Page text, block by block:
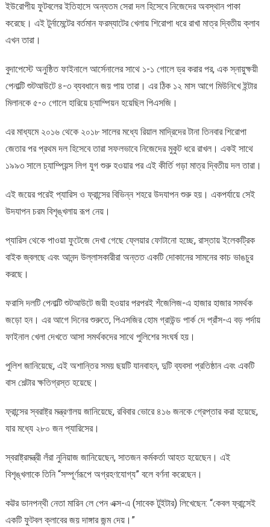
ইউরোপীয় ফুটবলের ইতিহাসে অন্যতম সেরা দল হিসেবে নিজেদের অবস্থান পাকা
করেছে। এই টুর্নামেন্টের বর্তমান ফরম্যাটের খেলায় শিরোপা ধরে রাখা মাত্র দ্বিতীয় ক্লাব
এখন তারা।
বুদাপেস্টে অনুষ্ঠিত ফাইনালে আর্সেনালের সাথে ১-১ গোলে ড্র করার পর, এক স্নায়ুক্ষয়ী
পেনাল্টি শুটআউটে ৪-৩ ব্যবধানে জয় পায় তারা। এর ঠিক ১২ মাস আগে মিউনিখে ইন্টার
মিলানকে ৫-০ গোলে হারিয়ে চ্যাম্পিয়ন হয়েছিল পিএসজি।
এর মাধ্যমে ২০১৬ থেকে ২০১৮ সালের মধ্যে রিয়াল মাদ্রিদের টানা তিনবার শিরোপা
জেতার পর প্রথম দল হিসেবে তারা সফলভাবে নিজেদের মুকুট ধরে রাখল। একই সাথে
১৯৯৩ সালে চ্যাম্পিয়ন্স লিগ যুগ শুরু হওয়ার পর এই কীর্তি গড়া মাত্র দ্বিতীয় দল তারা।
এই জয়ের পরেই প্যারিস ও ফ্রান্সের বিভিন্ন শহরে উদযাপন শুরু হয়। একপর্যায়ে সেই
উদযাপন চরম বিশৃঙ্খলায় রূপ নেয়।
প্যারিস থেকে পাওয়া ফুটেজে দেখা গেছে ফ্লেয়ার ফোটানো হচ্ছে, রাস্তায় ইলেকট্রিক
বাইক জ্বলছে এবং আনন্দ উল্লাসকারীরা অন্তত একটি দোকানের সামনের কাচ ভাঙচুর
করছে।
ফরাসি দলটি পেনাল্টি শুটআউটে জয়ী হওয়ার পরপরই শঁজেলিজ-এ হাজার হাজার সমর্থক
জড়ো হন। এর আগে দিনের শুরুতে, পিএসজির হোম গ্রাউন্ড পার্ক দে প্রাঁস-এ বড় পর্দায়
ফাইনাল খেলা দেখতে আসা সমর্থকদের সাথে পুলিশের সংঘর্ষ হয়।
পুলিশ জানিয়েছে, এই অশান্তির সময় ছয়টি যানবাহন, দুটি ব্যবসা প্রতিষ্ঠান এবং একটি
বাস শেল্টার ক্ষতিগ্রস্ত হয়েছে।
ফ্রান্সের স্বরাষ্ট্র মন্ত্রণালয় জানিয়েছে, রবিবার ভোরে ৪১৬ জনকে গ্রেপ্তার করা হয়েছে,
যার মধ্যে ২৮০ জন প্যারিসের।
স্বরাষ্ট্রমন্ত্রী লঁরা নুনিয়াজ জানিয়েছেন, সাতজন কর্মকর্তা আহত হয়েছেন। এই
বিশৃঙ্খলাকে তিনি “সম্পূর্ণরূপে অগ্রহণযোগ্য” বলে বর্ণনা করেছেন।
কট্টর ডানপন্থী নেতা মারিন লে পেন এক্স-এ (সাবেক টুইটার) লিখেছেন: “কেবল ফ্রান্সেই
একটি ফুটবল ক্লাবের জয় দাঙ্গার জন্ম দেয়।”